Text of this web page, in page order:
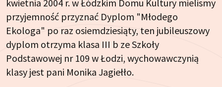
kwietnia 2004 r. w Łódzkim Domu Kultury mielismy
przyjemność przyznać Dyplom "Młodego
Ekologa" po raz osiemdziesiąty, ten jubileuszowy
dyplom otrzyma klasa III b ze Szkoły
Podstawowej nr 109 w Łodzi, wychowawczynią
klasy jest pani Monika Jagiełło.